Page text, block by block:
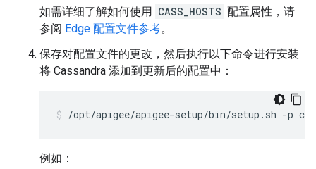
如需详细了解如何使用 CASS_HOSTS 配置属性，请
参阅 Edge 配置文件参考。
保存对配置文件的更改，然后执行以下命令进行安装
将 Cassandra 添加到更新后的配置中：
/opt/apigee/apigee-setup/bin/setup.sh -p
例如：